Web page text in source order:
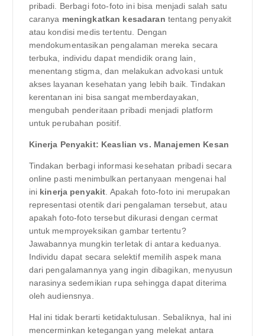
pribadi. Berbagi foto-foto ini bisa menjadi salah satu
caranya meningkatkan kesadaran tentang penyakit
atau kondisi medis tertentu. Dengan
mendokumentasikan pengalaman mereka secara
terbuka, individu dapat mendidik orang lain,
menentang stigma, dan melakukan advokasi untuk
akses layanan kesehatan yang lebih baik. Tindakan
kerentanan ini bisa sangat memberdayakan,
mengubah penderitaan pribadi menjadi platform
untuk perubahan positif.
Kinerja Penyakit: Keaslian vs. Manajemen Kesan
Tindakan berbagi informasi kesehatan pribadi secara
online pasti menimbulkan pertanyaan mengenai hal
ini kinerja penyakit . Apakah foto-foto ini merupakan
representasi otentik dari pengalaman tersebut, atau
apakah foto-foto tersebut dikurasi dengan cermat
untuk memproyeksikan gambar tertentu?
Jawabannya mungkin terletak di antara keduanya.
Individu dapat secara selektif memilih aspek mana
dari pengalamannya yang ingin dibagikan, menyusun
narasinya sedemikian rupa sehingga dapat diterima
oleh audiensnya.
Hal ini tidak berarti ketidaktulusan. Sebaliknya, hal ini
mencerminkan ketegangan yang melekat antara